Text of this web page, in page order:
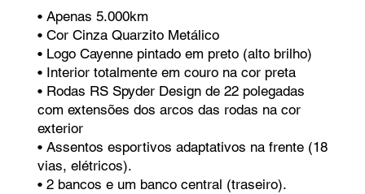
• Apenas 5.000km
• Cor Cinza Quarzito Metálico
• Logo Cayenne pintado em preto (alto brilho)
• Interior totalmente em couro na cor preta
• Rodas RS Spyder Design de 22 polegadas
com extensões dos arcos das rodas na cor
exterior
• Assentos esportivos adaptativos na frente (18
vias, elétricos).
• 2 bancos e um banco central (traseiro).